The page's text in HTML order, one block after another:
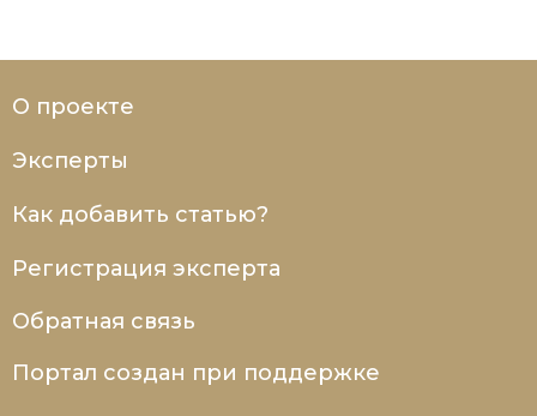
О проекте
Эксперты
Как добавить статью?
Регистрация эксперта
Обратная связь
Портал создан при поддержке